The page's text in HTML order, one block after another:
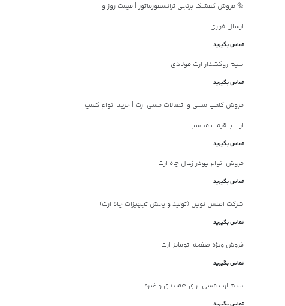
🔩 فروش کفشک برنجی ترانسفورماتور | قیمت روز و
ارسال فوری
تماس بگیرید
سیم روکشدار ارت فولادی
تماس بگیرید
فروش کلمپ مسی و اتصالات مسی ارت | خرید انواع کلمپ
ارت با قیمت مناسب
تماس بگیرید
فروش انواع پودر زغال چاه ارت
تماس بگیرید
شرکت اطلس نوین (تولید و پخش تجهیزات چاه ارت)
تماس بگیرید
فروش ویژه صفحه اتومایز ارت
تماس بگیرید
سیم ارت مسی برای همبندی و غیره
تماس بگیرید